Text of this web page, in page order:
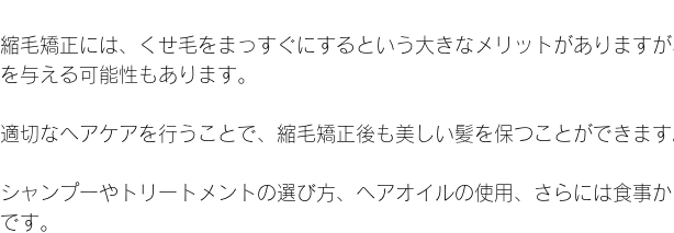
縮毛矯正には、くせ毛をまっすぐにするという大きなメリットがあります
を与える可能性もあります。
適切なヘアケアを行うことで、縮毛矯正後も美しい髪を保つことができま
シャンプーやトリートメントの選び方、ヘアオイルの使用、さらには食事
です。